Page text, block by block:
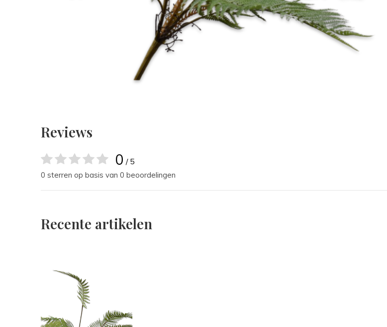
Reviews
0 / 5
0 sterren op basis van 0 beoordelingen
Recente artikelen